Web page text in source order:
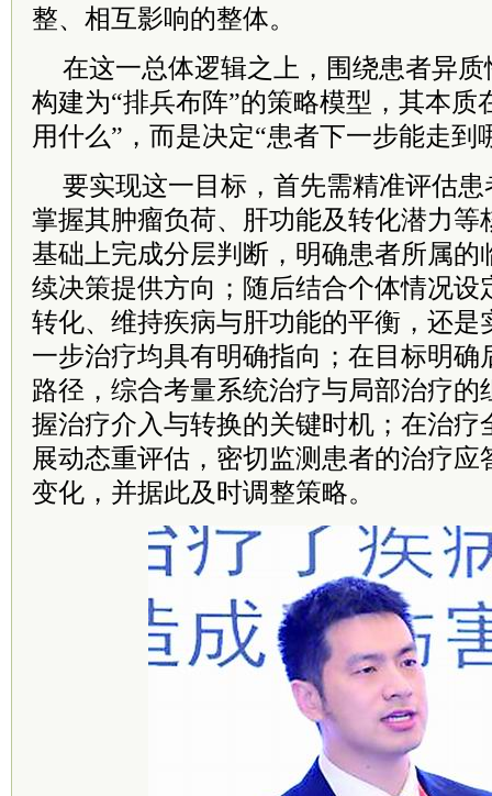
整、相互影响的整体。
在这一总体逻辑之上，围绕患者异
构建为“排兵布阵”的策略模型，其本质
用什么”，而是决定“患者下一步能走到
要实现这一目标，首先需精准评估
掌握其肿瘤负荷、肝功能及转化潜力等
基础上完成分层判断，明确患者所属的
续决策提供方向；随后结合个体情况设
转化、维持疾病与肝功能的平衡，还是
一步治疗均具有明确指向；在目标明确
路径，综合考量系统治疗与局部治疗的
握治疗介入与转换的关键时机；在治疗
展动态重评估，密切监测患者的治疗应
变化，并据此及时调整策略。